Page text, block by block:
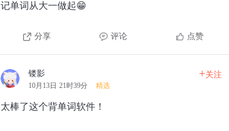
记单词从大一做起😁
分享 评论 点赞
镂影
10月13日 21时39分 精选
+关注
太棒了这个背单词软件！